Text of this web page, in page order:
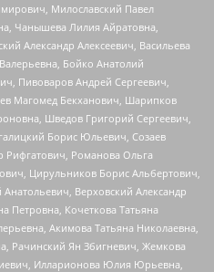
Милославский Павел
Чанышева Лилия Айратовна,
Александр Алексеевич, Васильева
Бойко Анатолий
Пивоваров Андрей Сергеевич,
Магомед Бекханович, Шарипков
Шведов Григорий Сергеевич,
Борис Юльевич, Созаев
Рифгатович, Романова Ольга
Цирульников Борис Альбертович,
Верховский Александр
Петровна, Кочеткова Татьяна
Акимова Татьяна Николаевна,
Рачинский Ян Збигневич, Жемкова
Илларионова Юлия Юрьевна,